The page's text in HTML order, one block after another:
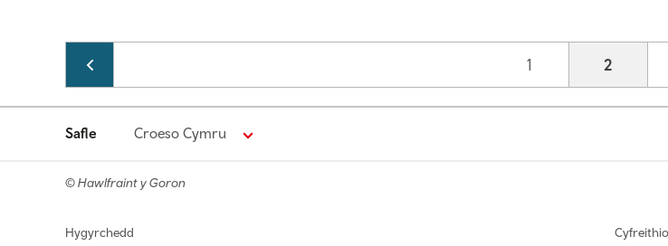
Pagination Page
1 Current
2
Safle Croeso Cymru
© Hawlfraint y Goron
Footer navigation
Hygyrchedd